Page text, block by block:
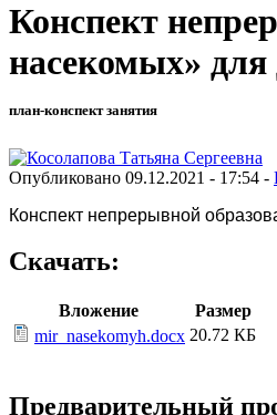
Конспект
насекомых» для
план-конспект занятия
Опубликовано 09.12.2021 - 17:54 -
Конспект непрерывной
Скачать:
Вложение
Размер
mir_nasekomyh.docx 20.72 КБ
Предварительный